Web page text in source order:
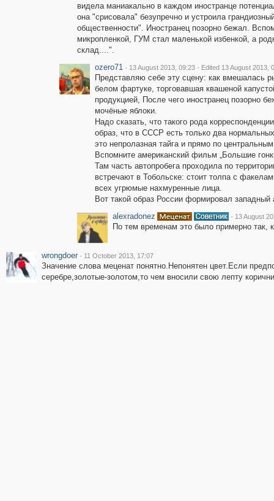
видела маниакально в каждом иностранце
она "срисовала" безупречно и устроила
общественности". Иностранец позорно бежал.
микропленкой, ГУМ стал маленькой избенкой, а
склад....".
ozero71 · 13 August 2013, 09:23 · Edited 13 August 2013,
Представляю себе эту сцену: как вмешалась
белом фартуке, торговавшая квашеной
продукцией, После чего иностранец позорно
мочёные яблоки.
Надо сказать, что такого рода
образ, что в СССР есть только два
это непролазная тайга и прямо по
Вспомните американский фильм „Большие
Там часть автопробега проходила по
встречают в Тобольске: стоит толпа с
всех угрюмые нахмуренные лица.
Вот такой образ России формировал западный
alexradonez
· 13 August
По тем временам это было примерно так,
wrongdoer · 11 October 2013, 17:07
Значение слова меценат понятно.Непонятен цвет.Если
серебре,золотые-золотом,то чем вносили свою лепту